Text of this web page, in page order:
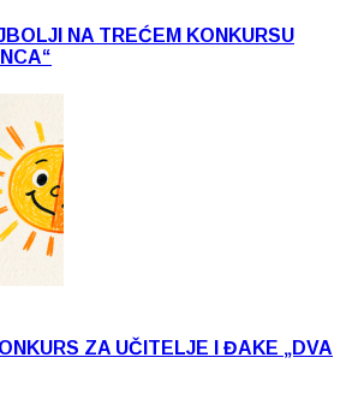
NA TREĆEM KONKURSU
ZA UČITELJE I ĐAKE „DVA